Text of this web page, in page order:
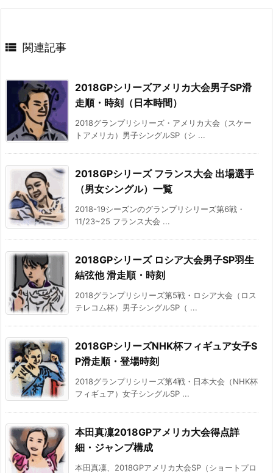
 関連記事
2018GPシリーズアメリカ大会男子SP滑
走順・時刻（日本時間）
2018グランプリシリーズ・アメリカ大会（スケー
トアメリカ）男子シングルSP（シ ...
2018GPシリーズ フランス大会 出場選手
（男女シングル）一覧
2018-19シーズンのグランプリシリーズ第6戦・
11/23~25 フランス大会 ...
2018GPシリーズ ロシア大会男子SP羽生
結弦他 滑走順・時刻
2018グランプリシリーズ第5戦・ロシア大会（ロス
テレコム杯）男子シングルSP（ ...
2018GPシリーズNHK杯フィギュア女子S
P滑走順・登場時刻
2018グランプリシリーズ第4戦・日本大会（NHK杯
フィギュア）女子シングルSP ...
本田真凜2018GPアメリカ大会得点詳
細・ジャンプ構成
本田真凜、2018GPアメリカ大会SP（ショートプロ